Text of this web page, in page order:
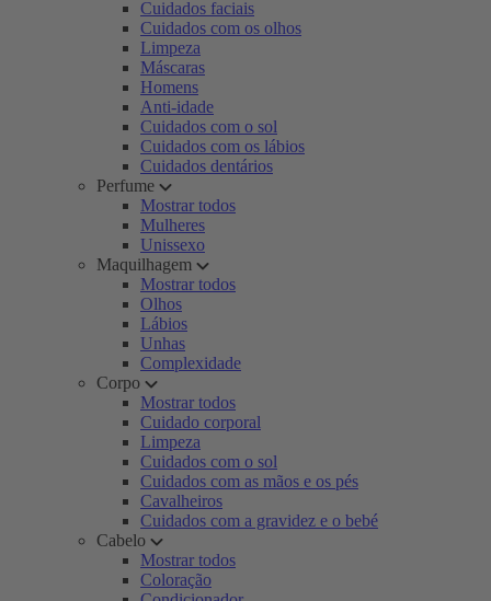
Cuidados faciais
Cuidados com os olhos
Limpeza
Máscaras
Homens
Anti-idade
Cuidados com o sol
Cuidados com os lábios
Cuidados dentários
Perfume
Mostrar todos
Mulheres
Unissexo
Maquilhagem
Mostrar todos
Olhos
Lábios
Unhas
Complexidade
Corpo
Mostrar todos
Cuidado corporal
Limpeza
Cuidados com o sol
Cuidados com as mãos e os pés
Cavalheiros
Cuidados com a gravidez e o bebé
Cabelo
Mostrar todos
Coloração